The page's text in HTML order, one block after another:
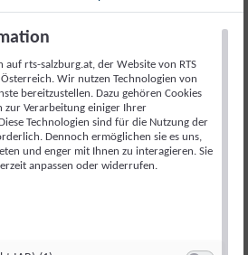
ABTENAU: DIE
IST GERETTET
auf rts-salzburg.at, der Website von RTS
Wir nutzen Technologien von
bereitzustellen. Dazu gehören Cookies
zur Verarbeitung einiger Ihrer
Technologien sind für die Nutzung der
Dennoch ermöglichen sie es uns,
und enger mit Ihnen zu interagieren. Sie
anpassen oder widerrufen.